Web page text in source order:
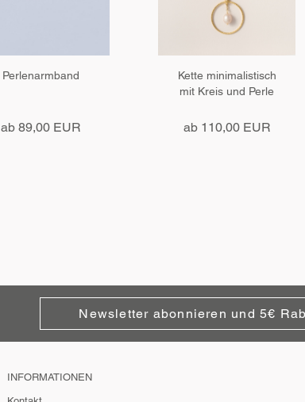
Perlenarmband
ab 89,00 EUR
Kette minimalistisch
mit Kreis und Perle
ab 110,00 EUR
Newsletter abonnieren und 5€
INFORMATIONEN